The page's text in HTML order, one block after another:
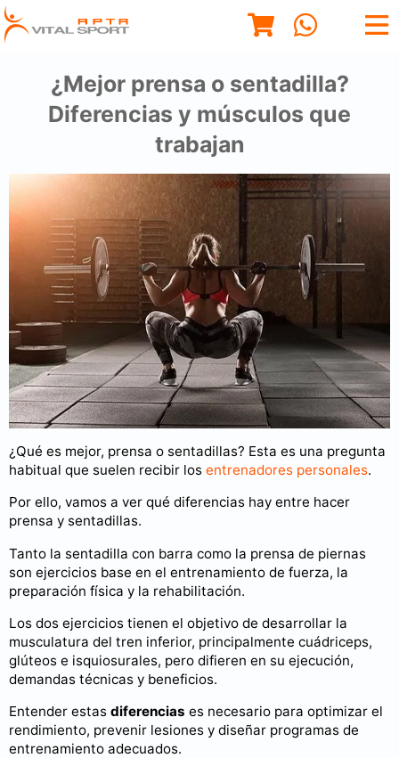
¿Mejor prensa o sentadilla?
Diferencias y músculos que
trabajan
¿Qué es mejor, prensa o sentadillas? Esta es una pregunta
habitual que suelen recibir los entrenadores personales.
Por ello, vamos a ver qué diferencias hay entre hacer
prensa y sentadillas.
Tanto la sentadilla con barra como la prensa de piernas
son ejercicios base en el entrenamiento de fuerza, la
preparación física y la rehabilitación.
Los dos ejercicios tienen el objetivo de desarrollar la
musculatura del tren inferior, principalmente cuádriceps,
glúteos e isquiosurales, pero difieren en su ejecución,
demandas técnicas y beneficios.
Entender estas diferencias es necesario para optimizar el
rendimiento, prevenir lesiones y diseñar programas de
entrenamiento adecuados.